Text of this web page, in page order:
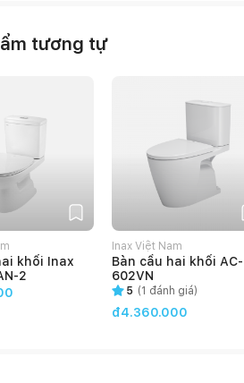
tương tự
khối Inax
2
Inax Việt Nam
Bàn cầu hai khối AC-
602VN
5 (1 đánh giá)
đ4.360.000